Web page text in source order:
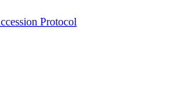
Protocol